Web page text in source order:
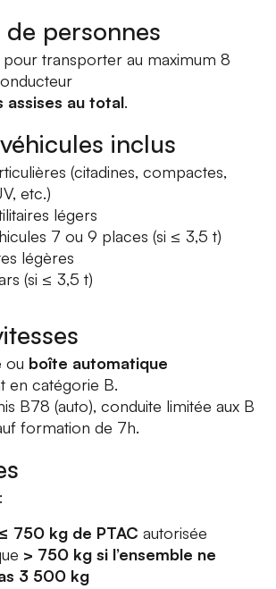
personnes
transporter au maximum 8
assises au total.
inclus
(citadines, compactes,
etc.)
légers
7 ou 9 places (si ≤ 3,5 t)
légères
(si ≤ 3,5 t)
ou boîte automatique
en catégorie B.
B78 (auto), conduite limitée aux B
formation de 7h.
≤ 750 kg de PTAC autorisée
> 750 kg si l’ensemble ne
3 500 kg